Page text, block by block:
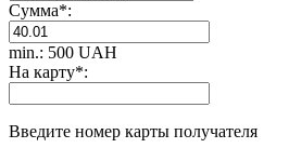
Сумма*:
min.: 500 UAH
На карту*:
Введите номер карты получателя